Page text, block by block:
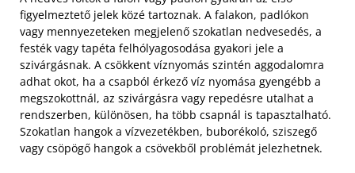
figyelmeztető jelek közé tartoznak. A falakon, padlókon
vagy mennyezeteken megjelenő szokatlan nedvesedés, a
festék vagy tapéta felhólyagosodása gyakori jele a
szivárgásnak. A csökkent víznyomás szintén aggodalomra
adhat okot, ha a csapból érkező víz nyomása gyengébb a
megszokottnál, az szivárgásra vagy repedésre utalhat a
rendszerben, különösen, ha több csapnál is tapasztalható.
Szokatlan hangok a vízvezetékben, buborékoló, sziszegő
vagy csöpögő hangok a csövekből problémát jelezhetnek.